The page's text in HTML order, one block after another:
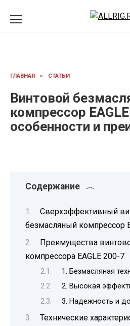
ГЛАВНАЯ » СТАТЬИ
Винтовой
компрессор
особенности и
Содержание
Сверхэффективный
безмасляный компрессор
Преимущества
компрессора EAGLE 200-7
1. Безмасляная
2. Высокая
3. Надежность и
Технические